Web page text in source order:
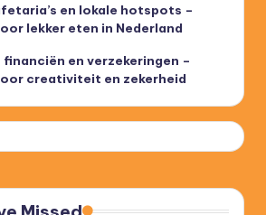
en lokale hotspots –
lekker eten in Nederland
financiën en verzekeringen –
creativiteit en zekerheid